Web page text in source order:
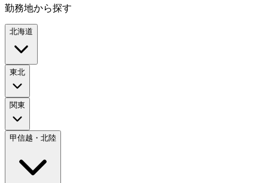
勤務地から探す
北海道
東北
関東
甲信越・北陸